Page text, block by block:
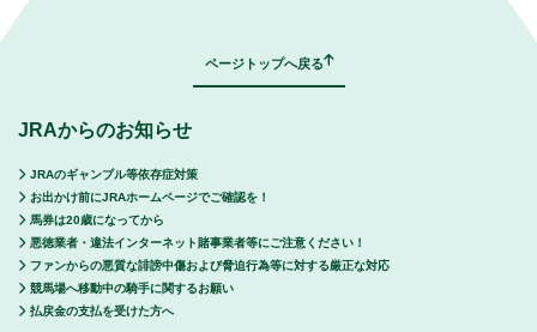
ページトップへ戻る
JRAからのお知らせ
JRAのギャンブル等依存症対策
お出かけ前にJRAホームページでご確認を！
馬券は20歳になってから
悪徳業者・違法インターネット賭事業者等にご注意ください！
ファンからの悪質な誹謗中傷および脅迫行為等に対する厳正な対応
競馬場へ移動中の騎手に関するお願い
払戻金の支払を受けた方へ